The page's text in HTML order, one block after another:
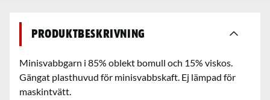
Produktbeskrivning
Minisvabbgarn i 85% oblekt bomull och 15% viskos.
Gängat plasthuvud för minisvabbskaft. Ej lämpad för
maskintvätt.